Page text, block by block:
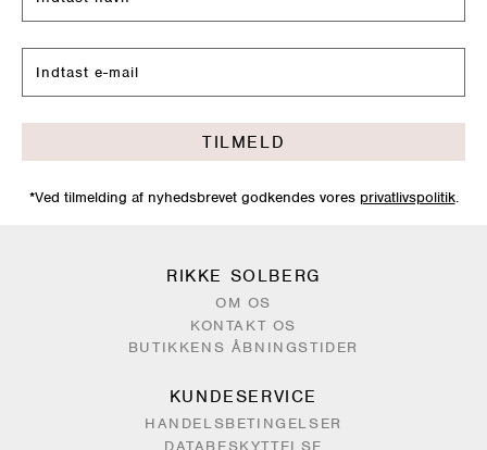
TILMELD
*Ved tilmelding af nyhedsbrevet godkendes vores privatlivspolitik.
RIKKE SOLBERG
OM OS
KONTAKT OS
BUTIKKENS ÅBNINGSTIDER
KUNDESERVICE
HANDELSBETINGELSER